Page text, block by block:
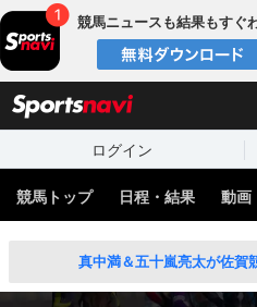
競馬ニュースも結果もすぐ
ログイン
競馬トップ 日程・結果 動画
真中満＆五十嵐亮太が佐賀